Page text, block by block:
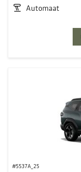
Automaat
#5537A_25